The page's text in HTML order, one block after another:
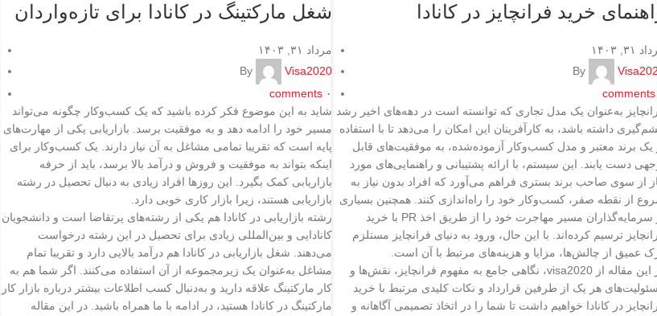
خرید فرانچایز در کانادا
۳۱, ۱۴۰۳
By
comments
به‌عنوان یک مدل تجاری که توانسته است در دهه‌های اخیر رشد
داشته باشد، به کارآفرینان این امکان را می‌دهد تا با استفاده
یک برند معتبر و مدل کسب‌وکار آزموده‌شده، به موفقیت‌های قابل
دست یابند. این سیستم، با ارائه پشتیبانی و راهنمایی‌های مورد
از سوی صاحب برند بستری فراهم می‌آورد که افراد بدون نیاز به
از نقطه صفر، کسب‌وکار خود را راه‌اندازی کنند. همچنین بسیاری
از سرمایه‌گذاران مسیر مهاجرت خود را از طریق اخذ PR‌ با خرید
ترسیم کرده‌اند. با این حال، ورود به دنیای فرانچایز مستلزم
عمیق از چالش‌ها، مزایا و هزینه‌های مرتبط با آن است.
در این مقاله از visa2020، نگاهی جامع به مفهوم فرانچایز، نقش‌ها و
هر یک از طرفین قرارداد و نکات کلیدی مرتبط با خرید
در کانادا خواهیم داشت تا شما را در اتخاذ تصمیمی آگاهانه و
شغل مارکتینگ در کانادا برای تازه‌واردان
مرداد ۳۱, ۱۴۰۳
By
Visa2020
۰ comments
شاید به این موضوع فکر کرده باشید که یک کسب‌وکار چگونه می‌تواند
مسیر خود را ادامه دهد و به موفقیت برسد. بازاریابی یکی از مهارت‌های
پایه است که تقریبا تمامی مشاغل به آن نیاز دارند. یک کسب‌وکار برای
اینکه بتواند به موفقیت و فروش و درآمد بالا برسد، باید از حرفه
بازاریابی کمک بگیرد. این روزها افراد زیادی به دنبال تحصیل در رشته
بازاریابی هستند، زیرا بازار کاری خوبی دارد.
رشته بازاریابی در کانادا هم یکی از رشته‌های پرتقاضا است و دانشجویان
کانادایی و بین‌المللی زیادی برای تحصیل در این رشته درخواست
می‌دهند. شغل بازاریابی در کانادا هم درآمد بالایی دارد و تقریبا تمام
مشاغل به‌عنوان یک زیرمجموعه از آن استفاده می‌کنند. اگر شما هم به
کار مارکتینگ علاقه دارید و به‌دنبال کسب اطلاعات بیشتر درباره بازار کار
مارکتینگ در کانادا هستید، در ادامه با ما همراه باشید. در این مقاله